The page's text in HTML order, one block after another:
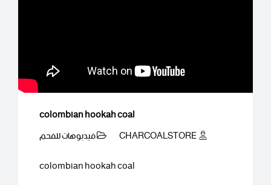
colombian hookah coal
CHARCOALSTORE
فيدبوهات للفحم
colombian hookah coal